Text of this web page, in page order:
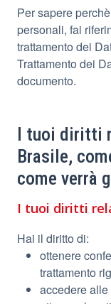
Per sapere
personali, fai
trattamento dei
Trattamento dei
documento.
I tuoi diritti
Brasile,
come verrà
I tuoi diritti
Hai il diritto di:
ottenere
trattamento
accedere